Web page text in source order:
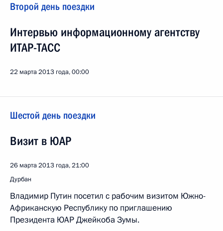
Второй день поездки
Интервью информационному агентству
ИТАР-ТАСС
22 марта 2013 года, 00:00
Шестой день поездки
Визит в ЮАР
26 марта 2013 года, 21:00
Дурбан
Владимир Путин посетил с рабочим визитом Южно-
Африканскую Республику по приглашению
Президента ЮАР Джейкоба Зумы.